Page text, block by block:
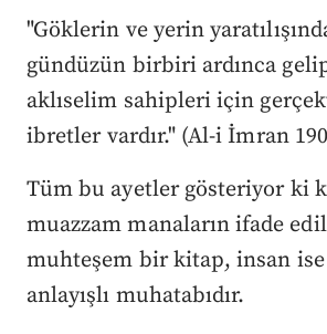
"Göklerin ve yerin
gündüzün birbiri ardınca
aklıselim sahipleri için
ibretler vardır." (Al-i İmran
Tüm bu ayetler gösteriyor ki
muazzam manaların ifade
muhteşem bir kitap, insan
anlayışlı muhatabıdır.